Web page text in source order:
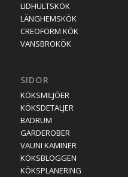
LIDHULTSKÖK
LÄNGHEMSKÖK
CREOFORM KÖK
VANSBROKÖK
SIDOR
KÖKSMILJÖER
KÖKSDETALJER
BADRUM
GARDEROBER
VAUNI KAMINER
KÖKSBLOGGEN
KÖKSPLANERING